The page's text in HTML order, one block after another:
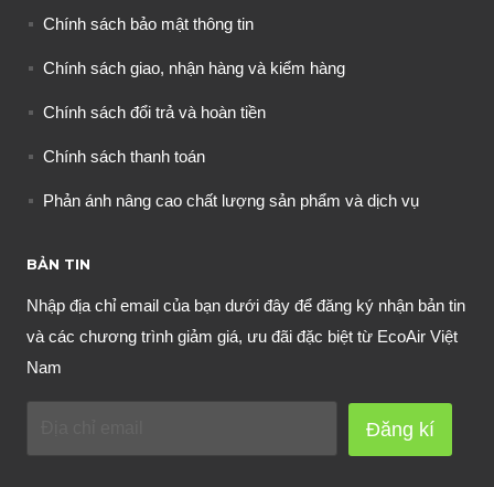
Chính sách bảo mật thông tin
Chính sách giao, nhận hàng và kiểm hàng
Chính sách đổi trả và hoàn tiền
Chính sách thanh toán
Phản ánh nâng cao chất lượng sản phẩm và dịch vụ
BẢN TIN
Nhập địa chỉ email của bạn dưới đây để đăng ký nhận bản tin
và các chương trình giảm giá, ưu đãi đặc biệt từ EcoAir Việt
Nam
Đăng kí